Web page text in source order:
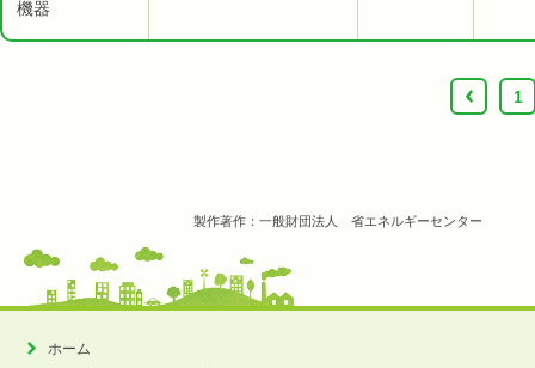
機器
‹ 1
製作著作：一般財団法人 省エネルギーセンター
ホーム